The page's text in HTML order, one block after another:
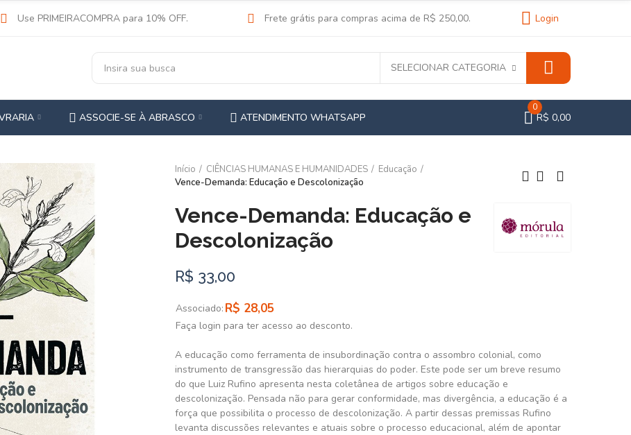
Use PRIMEIRACOMPRA para 10% OFF. Frete grátis para compras acima de R$ 250,00. Login
SELECIONAR CATEGORIA
ASSOCIE-SE À ABRASCO ATENDIMENTO WHATSAPP
0
R$ 0,00
Início CIÊNCIAS HUMANAS E HUMANIDADES
Educação
Vence-Demanda: Educação e Descolonização
Vence-Demanda: Educação e
Descolonização
R$ 33,00
Associado: R$ 28,05
Faça login para ter acesso ao desconto.
A educação como ferramenta de insubordinação contra o assombro colonial, como
instrumento de transgressão das hierarquias do poder. Este pode ser um breve resumo
do que Luiz Rufino apresenta nesta coletânea de artigos sobre educação e
descolonização. Pensada não para gerar conformidade, mas divergência, a educação é a
força que possibilita o processo de descolonização. A partir dessas premissas Rufino
levanta discussões relevantes e atuais sobre o processo educacional, além de apontar